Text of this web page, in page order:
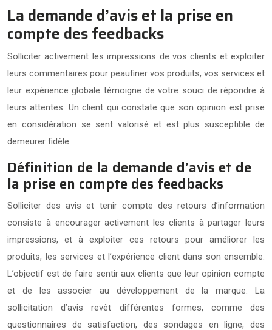
La demande d’avis et la prise en
compte des feedbacks
Solliciter activement les impressions de vos clients et exploiter
leurs commentaires pour peaufiner vos produits, vos services et
leur expérience globale témoigne de votre souci de répondre à
leurs attentes. Un client qui constate que son opinion est prise
en considération se sent valorisé et est plus susceptible de
demeurer fidèle.
Définition de la demande d’avis et de
la prise en compte des feedbacks
Solliciter des avis et tenir compte des retours d’information
consiste à encourager activement les clients à partager leurs
impressions, et à exploiter ces retours pour améliorer les
produits, les services et l’expérience client dans son ensemble.
L’objectif est de faire sentir aux clients que leur opinion compte
et de les associer au développement de la marque. La
sollicitation d’avis revêt différentes formes, comme des
questionnaires de satisfaction, des sondages en ligne, des